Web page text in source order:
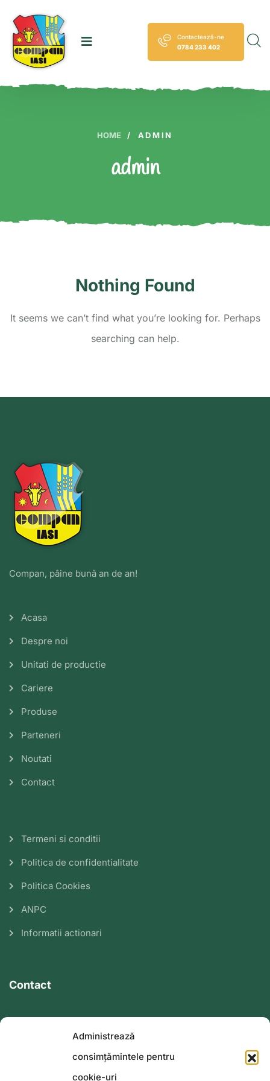
Administrează
consimțămintele pentru
cookie-uri
Contactează-ne
0784 233 402
HOME / ADMIN
admin
Nothing Found
It seems we can’t find what you’re looking for. Perhaps
searching can help.
Compan, pâine bună an de an!
Acasa
Despre noi
Unitati de productie
Cariere
Produse
Parteneri
Noutati
Contact
Termeni si conditii
Politica de confidentialitate
Politica Cookies
ANPC
Informatii actionari
Contact
0232 252 150